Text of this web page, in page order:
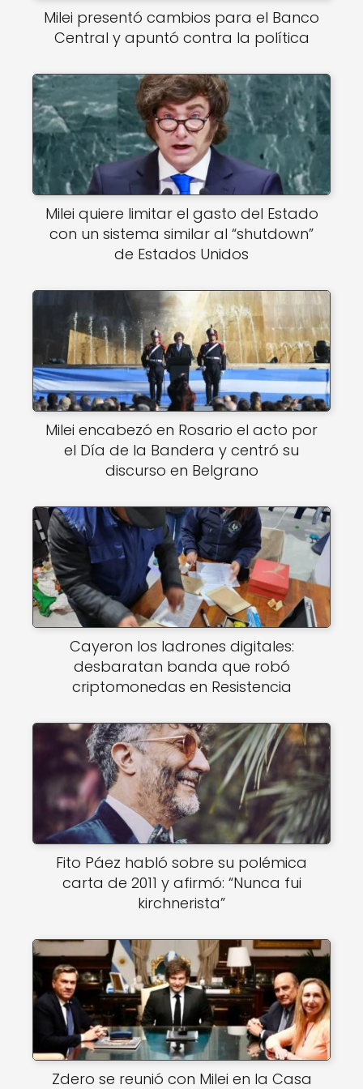
Milei presentó cambios para el Banco
Central y apuntó contra la política
Milei quiere limitar el gasto del Estado
con un sistema similar al “shutdown”
de Estados Unidos
Milei encabezó en Rosario el acto por
el Día de la Bandera y centró su
discurso en Belgrano
Cayeron los ladrones digitales:
desbaratan banda que robó
criptomonedas en Resistencia
Fito Páez habló sobre su polémica
carta de 2011 y afirmó: “Nunca fui
kirchnerista”
Zdero se reunió con Milei en la Casa